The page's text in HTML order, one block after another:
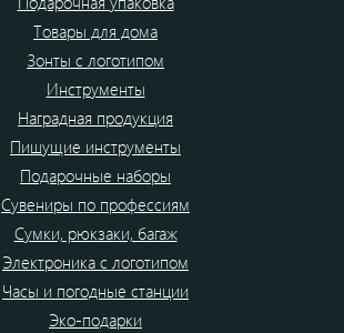
Товары для дома
Зонты с логотипом
Инструменты
Наградная продукция
Пишущие инструменты
Подарочные наборы
Сувениры по профессиям
Сумки, рюкзаки, багаж
Электроника с логотипом
Часы и погодные станции
Эко-подарки